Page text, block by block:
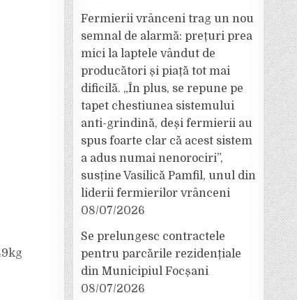
Fermierii vrânceni trag un nou
semnal de alarmă: prețuri prea
mici la laptele vândut de
producători și piață tot mai
dificilă. „În plus, se repune pe
tapet chestiunea sistemului
anti-grindină, deși fermierii au
spus foarte clar că acest sistem
a adus numai nenorociri”,
susține Vasilică Pamfil, unul din
liderii fermierilor vrânceni
08/07/2026
Se prelungesc contractele
pentru parcările rezidențiale
din Municipiul Focșani
08/07/2026